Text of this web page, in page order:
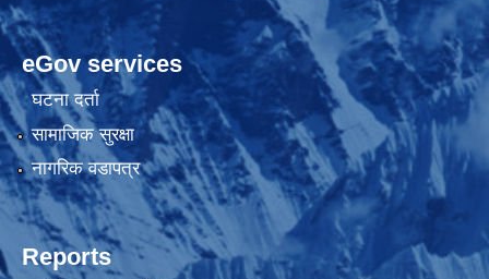
eGov services
घटना दर्ता
सामाजिक सुरक्षा
नागरिक वडापत्र
Reports